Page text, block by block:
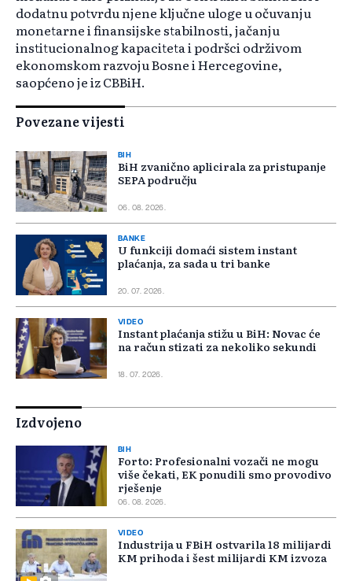
dodatnu potvrdu njene ključne uloge u očuvanju
monetarne i finansijske stabilnosti, jačanju
institucionalnog kapaciteta i podršci održivom
ekonomskom razvoju Bosne i Hercegovine,
saopćeno je iz CBBiH.
Povezane vijesti
BIH
BiH zvanično aplicirala za pristupanje
SEPA području
06. 08. 2026.
BANKE
U funkciji domaći sistem instant
plaćanja, za sada u tri banke
20. 07. 2026.
VIDEO
Instant plaćanja stižu u BiH: Novac će
na račun stizati za nekoliko sekundi
18. 07. 2026.
Izdvojeno
BIH
Forto: Profesionalni vozači ne mogu
više čekati, EK ponudili smo provodivo
rješenje
06. 08. 2026.
VIDEO
Industrija u FBiH ostvarila 18 milijardi
KM prihoda i šest milijardi KM izvoza